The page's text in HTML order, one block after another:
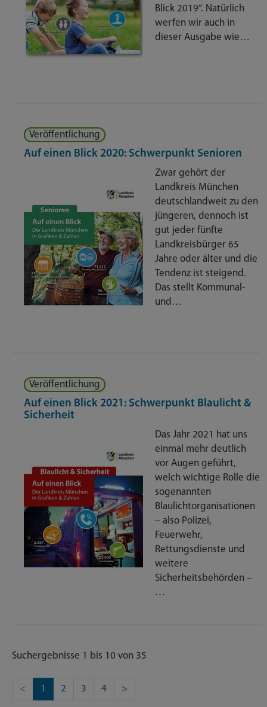
Blick 2019“. Natürlich
werfen wir auch in
dieser Ausgabe wie…
Veröffentlichung
Auf einen Blick 2020: Schwerpunkt Senioren
Zwar gehört der
Landkreis München
deutschlandweit zu den
jüngeren, dennoch ist
gut jeder fünfte
Landkreisbürger 65
Jahre oder älter und die
Tendenz ist steigend.
Das stellt Kommunal-
und…
Veröffentlichung
Auf einen Blick 2021: Schwerpunkt Blaulicht &
Sicherheit
Das Jahr 2021 hat uns
einmal mehr deutlich
vor Augen geführt,
welch wichtige Rolle die
sogenannten
Blaulichtorganisationen
– also Polizei,
Feuerwehr,
Rettungsdienste und
weitere
Sicherheitsbehörden –
…
Suchergebnisse 1 bis 10 von 35
< 1 2 3 4 >